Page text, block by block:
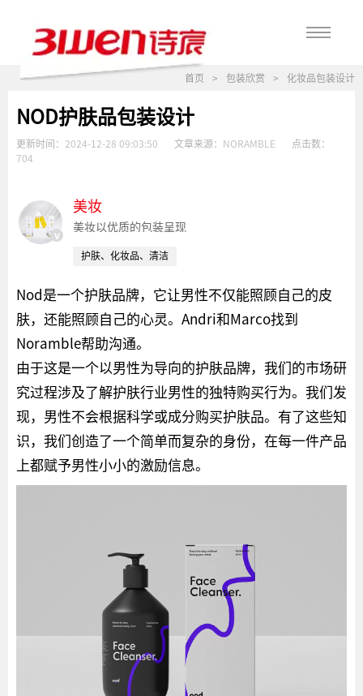
首页 > 包装欣赏 > 化妆品包装设计
NOD护肤品包装设计
更新时间： 2024-12-28 09:03:50 文章来源： NORAMBLE
点击数：
704
v
美妆
美妆以优质的包装呈现
护肤、化妆品、清洁
Nod是一个护肤品牌，它让男性不仅能照顾自己的皮
肤，还能照顾自己的心灵。Andri和Marco找到
Noramble帮助沟通。
由于这是一个以男性为导向的护肤品牌，我们的市场研
究过程涉及了解护肤行业男性的独特购买行为。我们发
现，男性不会根据科学或成分购买护肤品。有了这些知
识，我们创造了一个简单而复杂的身份，在每一件产品
上都赋予男性小小的激励信息。